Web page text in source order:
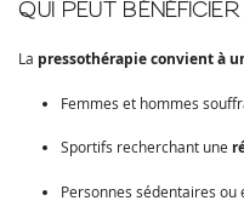
QUI PEUT
La pressothérapie convient à
Femmes et hommes
Sportifs recherchant une
Personnes sédentaires